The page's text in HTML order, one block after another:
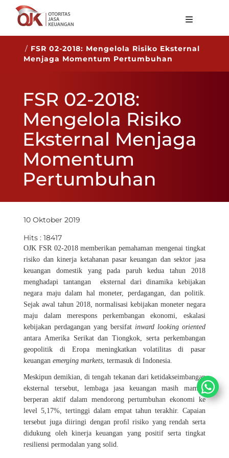
Tentang OJK
Fungsi Utama
Regulasi
Statistik
Layanan
Karir
/ FSR 02-2018: Mengelola Risiko Eksternal
Menjaga Momentum Pertumbuhan
FSR 02-2018:
Mengelola Risiko
Eksternal Menjaga
Momentum
Pertumbuhan
10 Oktober 2019
Hits : 18417
​OJK FSR 02-2018 memberikan pemahaman mengenai tingkat
risiko dan kinerja ketahanan pasar keuangan dan sektor jasa
keuangan domestik yang pada paruh kedua tahun 2018
menghadapi tantangan
eksternal dari dinamika kebijakan
negara maju dalam hal moneter, perdagangan, dan politik.
Sejak awal tahun 2018, normalisasi kebijakan moneter negara
maju dalam merespons perkembangan
ekonomi, eskalasi
kebijakan perdagangan yang bersifat inward looking oriented
antara Amerika Serikat dan Tiongkok, serta perkembangan
geopolitik di Eropa meningkatkan volatilitas di pasar
keuanganemerging markets, termasuk di Indonesia.
Meskipun demikian, di tengah tekanan dari ketidakseimbangan
eksternal tersebut, lembaga jasa keuangan masih mampu
berperan aktif dalam mendorong pertumbuhan ekonomi ke
level 5,17%, tertinggi dalam empat tahun terakhir. Capaian
tersebut juga diiringi dengan proﬁl risiko yang rendah serta
didukung oleh kinerja keuangan yang positif serta tingkat
resiliensi permodalan yang solid.